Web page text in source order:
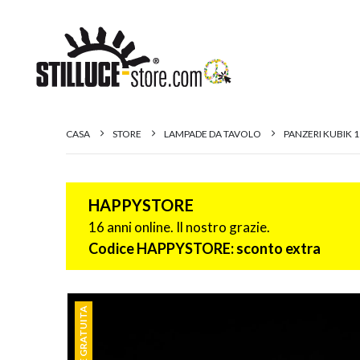
CASA STORE LAMPADE DA TAVOLO PANZERI KUBIK
HAPPYSTORE
16 anni online. Il nostro grazie.
Codice HAPPYSTORE: sconto extra